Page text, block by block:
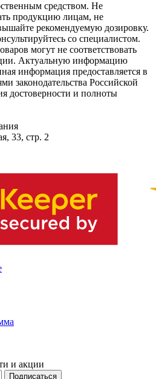
средством. Не
продукцию лицам, не
рекомендуемую дозировку.
со специалистом.
могут не соответствовать
Актуальную информацию
информация предоставляется в
законодательства Российской
достоверности и полноты
33, стр. 2
и акции
Подписаться